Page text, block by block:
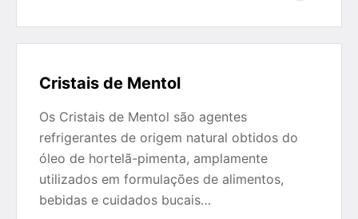
Cristais de Mentol
Os Cristais de Mentol são agentes
refrigerantes de origem natural obtidos do
óleo de hortelã-pimenta, amplamente
utilizados em formulações de alimentos,
bebidas e cuidados bucais…